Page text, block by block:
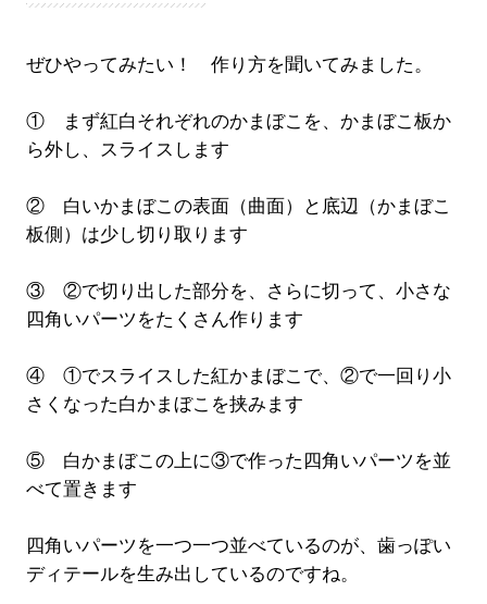
ぜひやってみたい！ 作り方を聞いてみました。
① まず紅白それぞれのかまぼこを、かまぼこ板か
ら外し、スライスします
② 白いかまぼこの表面（曲面）と底辺（かまぼこ
板側）は少し切り取ります
③ ②で切り出した部分を、さらに切って、小さな
四角いパーツをたくさん作ります
④ ①でスライスした紅かまぼこで、②で一回り小
さくなった白かまぼこを挟みます
⑤ 白かまぼこの上に③で作った四角いパーツを並
べて置きます
四角いパーツを一つ一つ並べているのが、歯っぽい
ディテールを生み出しているのですね。